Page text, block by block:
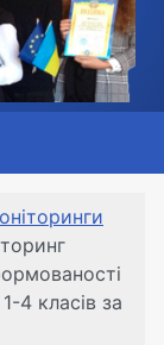
4 класів за